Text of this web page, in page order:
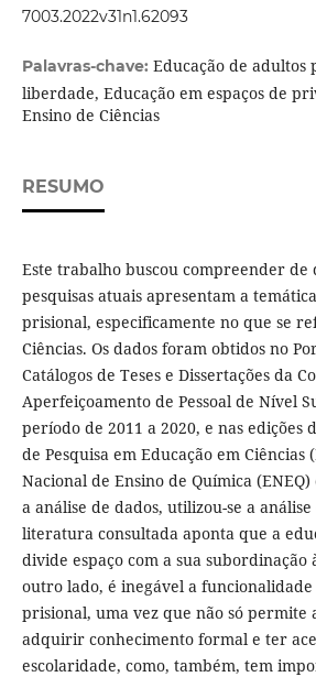
7003.2022v31n1.62093
Palavras-chave: Educação de adultos
liberdade, Educação em espaços de
Ensino de Ciências
RESUMO
Este trabalho buscou compreender de
pesquisas atuais apresentam a
prisional, especificamente no que se
Ciências. Os dados foram obtidos no
Catálogos de Teses e Dissertações da
Aperfeiçoamento de Pessoal de Nível
período de 2011 a 2020, e nas edições
de Pesquisa em Educação em Ciências
Nacional de Ensino de Química (ENEQ)
a análise de dados, utilizou-se a
literatura consultada aponta que a
divide espaço com a sua subordinação
outro lado, é inegável a funcionalidade
prisional, uma vez que não só permite
adquirir conhecimento formal e ter
escolaridade, como, também, tem